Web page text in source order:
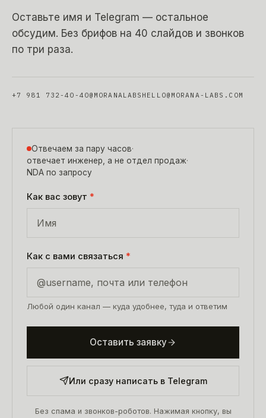
Оставьте имя и Telegram — остальное
обсудим. Без брифов на 40 слайдов и звонков
по три раза.
+7 981 732-40-40@MORANALABS HELLO@MORANA-LABS.COM
Отвечаем за пару часов·
отвечает инженер, а не отдел продаж·
NDA по запросу
Как вас зовут *
Как с вами связаться *
Любой один канал — куда удобнее, туда и ответим
Оставить заявку
Или сразу написать в Telegram
Без спама и звонков-роботов. Нажимая кнопку, вы